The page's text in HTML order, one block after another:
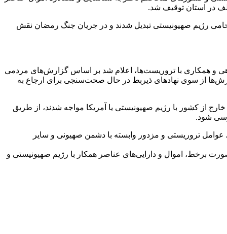
در استان توقیف شد.
رژیم صهیونیستی تبدیل شدند و در جریان جنگ رمضان نقش
و همکاری با تروریست‌ها، اعلام شد بر اساس گزارش‌های مردمی
از سوی نهادهای ذیربط در حال صحت‌سنجی برای ارجاع به
از کشور با رژیم صهیونیستی یا آمریکا مواجه شدند، از طریق
تروریستی و مزدور وابسته با دشمن صهیونی و سایر
برخط، اموال و دارایی‌های عناصر همکار با رژیم صهیونیستی و